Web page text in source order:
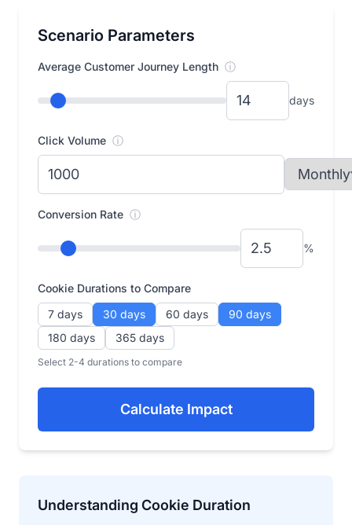
Scenario Parameters
Average Customer Journey Length ⓘ
days
Click Volume ⓘ
Conversion Rate ⓘ
%
Cookie Durations to Compare
7 days
30 days 60 days
90 days
180 days
365 days
Select 2-4 durations to compare
Calculate Impact
Understanding Cookie Duration